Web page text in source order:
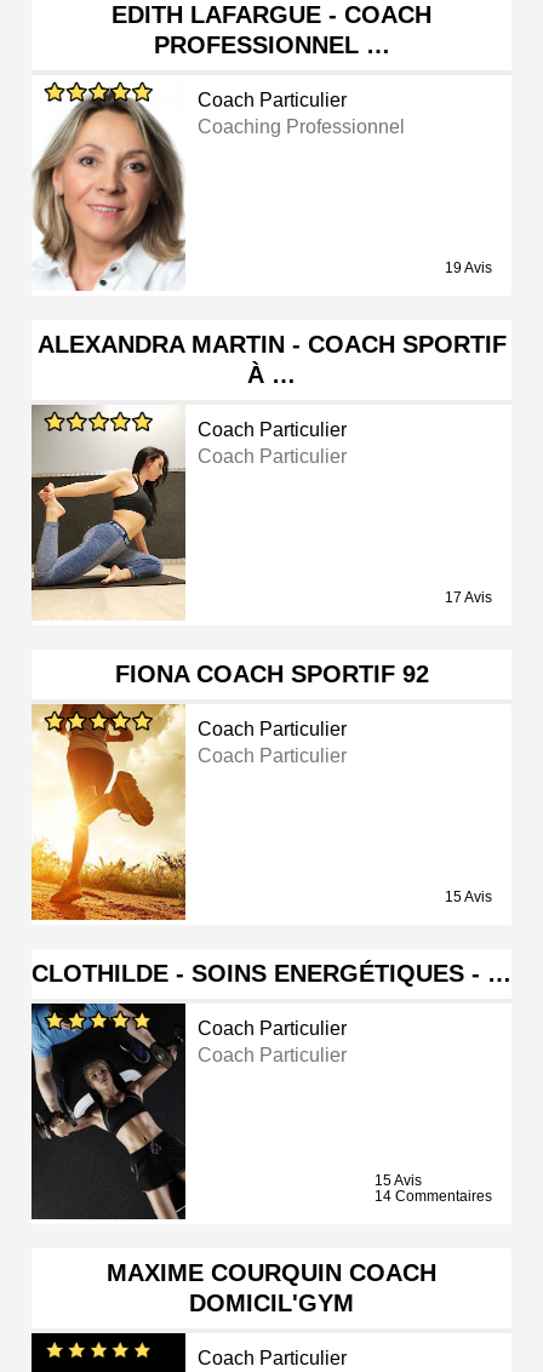
EDITH LAFARGUE - COACH
PROFESSIONNEL …
Coach Particulier
Coaching Professionnel
19 Avis
ALEXANDRA MARTIN - COACH SPORTIF
À …
Coach Particulier
Coach Particulier
17 Avis
FIONA COACH SPORTIF 92
Coach Particulier
Coach Particulier
15 Avis
CLOTHILDE - SOINS ENERGÉTIQUES - …
Coach Particulier
Coach Particulier
15 Avis
14 Commentaires
MAXIME COURQUIN COACH
DOMICIL'GYM
Coach Particulier